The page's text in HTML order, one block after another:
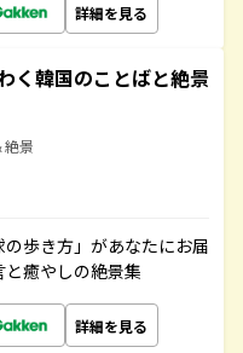
詳細を見る
く韓国のことばと絶景
絶景
歩き方」があなたにお届
癒やしの絶景集
詳細を見る